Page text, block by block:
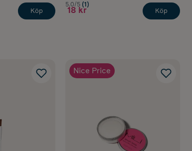
Köp
5.0/5 (1)
18 kr Köp
Nice Price